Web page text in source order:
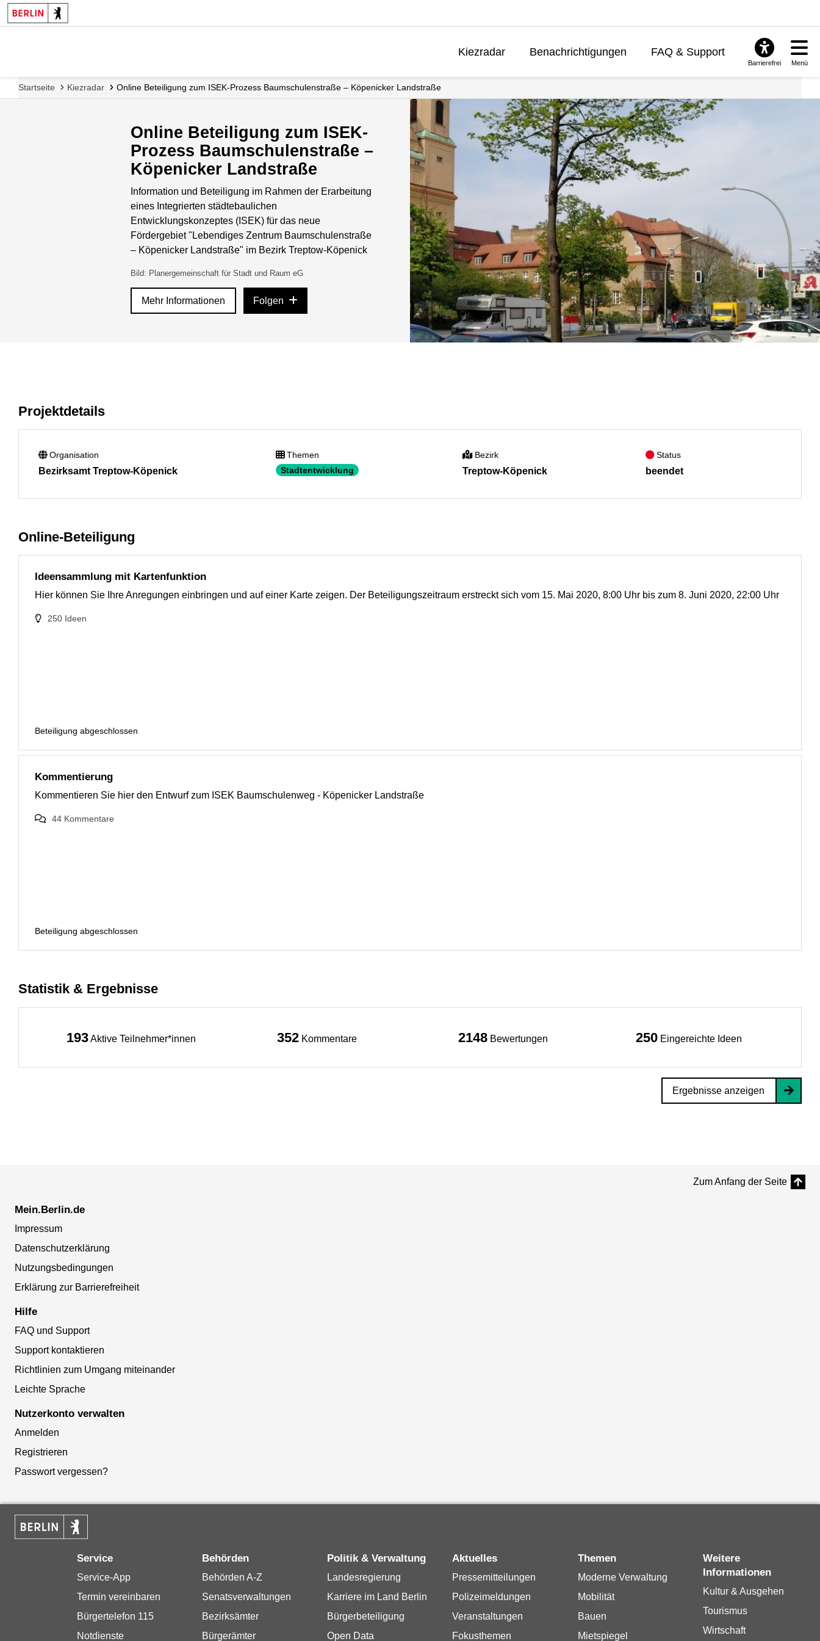
Kiezradar Benachrichtigungen FAQ & Support
Barrierefrei Menü
Startseite Kiezradar Online Beteiligung zum ISEK-Prozess Baumschulenstraße – Köpenicker Landstraße
Online Beteiligung zum ISEK-
Prozess Baumschulenstraße –
Köpenicker Landstraße
Information und Beteiligung im Rahmen der Erarbeitung
eines Integrierten städtebaulichen
Entwicklungskonzeptes (ISEK) für das neue
Fördergebiet "Lebendiges Zentrum Baumschulenstraße
– Köpenicker Landstraße" im Bezirk Treptow-Köpenick
Bild: Planergemeinschaft für Stadt und Raum eG
Mehr Informationen Folgen
Projektdetails
Organisation
Bezirksamt Treptow-Köpenick
Themen
Stadtentwicklung
Bezirk
Treptow-Köpenick
Status
beendet
Online-Beteiligung
Ideensammlung mit Kartenfunktion
Hier können Sie Ihre Anregungen einbringen und auf einer Karte zeigen. Der Beteiligungszeitraum erstreckt sich vom 15. Mai 2020, 8:00 Uhr bis zum 8. Juni 2020, 22:00 Uhr
250 Ideen
Beteiligung abgeschlossen
Kommentierung
Kommentieren Sie hier den Entwurf zum ISEK Baumschulenweg - Köpenicker Landstraße
44 Kommentare
Beteiligung abgeschlossen
Statistik & Ergebnisse
193Aktive Teilnehmer*innen 352 Kommentare 2148 Bewertungen 250 Eingereichte Ideen
Ergebnisse anzeigen
Zum Anfang der Seite
Mein.Berlin.de
Impressum
Datenschutzerklärung
Nutzungsbedingungen
Erklärung zur Barrierefreiheit
Hilfe
FAQ und Support
Support kontaktieren
Richtlinien zum Umgang miteinander
Leichte Sprache
Nutzerkonto verwalten
Anmelden
Registrieren
Passwort vergessen?
Service
Service-App
Termin vereinbaren
Bürgertelefon 115
Notdienste
Behörden
Behörden A-Z
Senatsverwaltungen
Bezirksämter
Bürgerämter
Politik & Verwaltung
Landesregierung
Karriere im Land Berlin
Bürgerbeteiligung
Open Data
Aktuelles
Pressemitteilungen
Polizeimeldungen
Veranstaltungen
Fokusthemen
Themen
Moderne Verwaltung
Mobilität
Bauen
Mietspiegel
Weitere
Informationen
Kultur & Ausgehen
Tourismus
Wirtschaft